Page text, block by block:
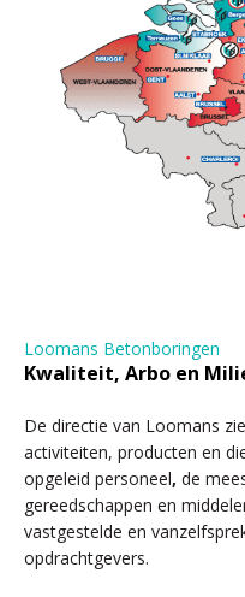
Loomans Betonboringen
Kwaliteit, Arbo en
De directie van Loomans
activiteiten, producten en
opgeleid personeel, de
gereedschappen en
vastgestelde en
opdrachtgevers.